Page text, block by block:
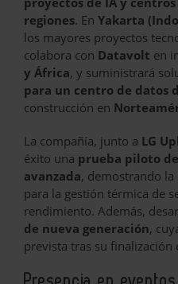
regiones. En Yakarta
los mayores proyectos
colabora con Datavolt en
y África, y suministrará
para un centro de datos
construcción en
La compañía, junto a LG
éxito una prueba piloto
avanzada, demostrando la
para la gestión térmica de
rendimiento. Además,
de nueva generación,
prevista tras su finalización